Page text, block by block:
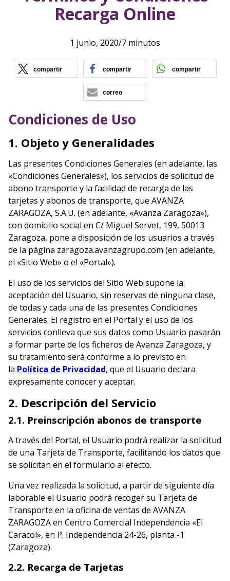
Recarga Online
1 junio, 2020/7 minutos
compartir (se abre en nueva ventana)
compartir (se abre en nueva
compartir
correo
Condiciones de Uso
1. Objeto y Generalidades
Las presentes Condiciones Generales (en adelante, las
«Condiciones Generales»), los servicios de solicitud de
abono transporte y la facilidad de recarga de las
tarjetas y abonos de transporte, que AVANZA
ZARAGOZA, S.A.U. (en adelante, «Avanza Zaragoza»),
con domicilio social en C/ Miguel Servet, 199, 50013
Zaragoza, pone a disposición de los usuarios a través
de la página zaragoza.avanzagrupo.com (en adelante,
el «Sitio Web» o el «Portal»).
El uso de los servicios del Sitio Web supone la
aceptación del Usuario, sin reservas de ninguna clase,
de todas y cada una de las presentes Condiciones
Generales. El registro en el Portal y el uso de los
servicios conlleva que sus datos como Usuario pasarán
a formar parte de los ficheros de Avanza Zaragoza, y
su tratamiento será conforme a lo previsto en
la Política de Privacidad, que el Usuario declara
expresamente conocer y aceptar.
2. Descripción del Servicio
2.1. Preinscripción abonos de transporte
A través del Portal, el Usuario podrá realizar la solicitud
de una Tarjeta de Transporte, facilitando los datos que
se solicitan en el formulario al efecto.
Una vez realizada la solicitud, a partir de siguiente día
laborable el Usuario podrá recoger su Tarjeta de
Transporte en la oficina de ventas de AVANZA
ZARAGOZA en Centro Comercial Independencia «El
Caracol», en P. Independencia 24-26, planta -1
(Zaragoza).
2.2. Recarga de Tarjetas